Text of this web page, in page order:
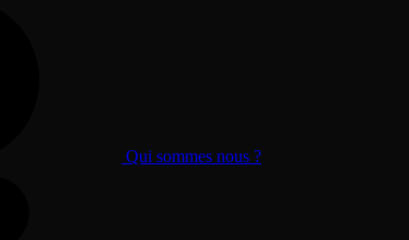
Qui sommes nous ?